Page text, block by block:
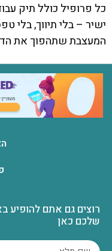
כל פרופיל כולל תיק
ישיר – בלי תיווך, בלי
המעצבת שתהפוך את
רוצים גם אתם להופיע
שלכם כאן